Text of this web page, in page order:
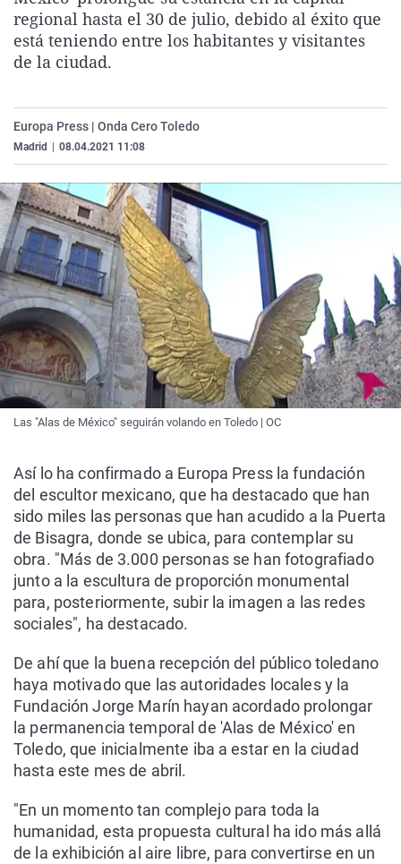
La rosa de los vientos
Gente viajera
Caso
Retornados
Operación Viuda
Extremadura
Galicia
Navarra
Virales
Televisión
regional hasta el 30 de julio, debido al éxito que
está teniendo entre los habitantes y visitantes
de la ciudad.
Europa Press | Onda Cero Toledo
Madrid 08.04.2021 11:08
Las "Alas de México" seguirán volando en Toledo | OC
Así lo ha confirmado a Europa Press la fundación
del escultor mexicano, que ha destacado que han
sido miles las personas que han acudido a la Puerta
de Bisagra, donde se ubica, para contemplar su
obra. "Más de 3.000 personas se han fotografiado
junto a la escultura de proporción monumental
para, posteriormente, subir la imagen a las redes
sociales", ha destacado.
De ahí que la buena recepción del público toledano
haya motivado que las autoridades locales y la
Fundación Jorge Marín hayan acordado prolongar
la permanencia temporal de 'Alas de México' en
Toledo, que inicialmente iba a estar en la ciudad
hasta este mes de abril.
"En un momento tan complejo para toda la
humanidad, esta propuesta cultural ha ido más allá
de la exhibición al aire libre, para convertirse en un